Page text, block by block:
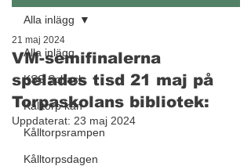
Alla inlägg
KSS Schack
Kålltorp kan
Kålltorpsrampen
Kålltorpsdagen
Alla inlägg
VM-semifinalerna
spelades tisd 21 maj på
Torpaskolans bibliotek:
21 maj 2024
Uppdaterat: 23 maj 2024